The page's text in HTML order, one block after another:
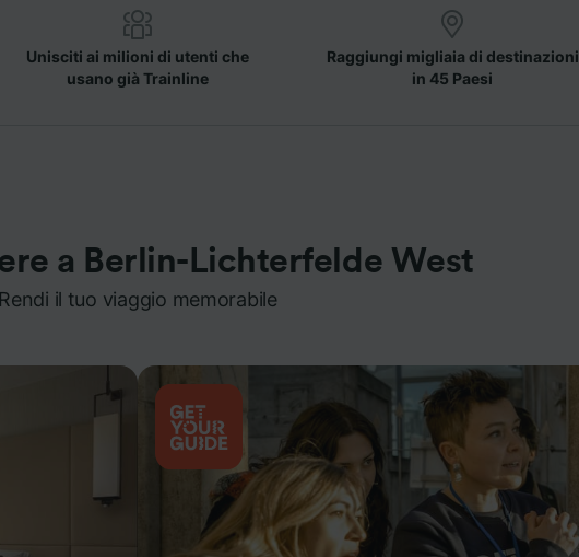
Unisciti ai milioni di utenti che
usano già Trainline
Raggiungi migliaia di destinazioni
in 45 Paesi
a Berlin-Lichterfelde West
Rendi il tuo viaggio memorabile